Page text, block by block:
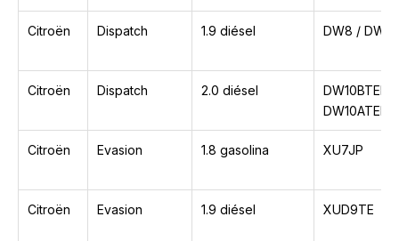
Citroën Dispatch 1.9 diésel DW8 /
Citroën Dispatch 2.0 diésel
DW10BTED
DW10ATED4
Citroën Evasion 1.8 gasolina XU7JP
Citroën Evasion 1.9 diésel XUD9TE